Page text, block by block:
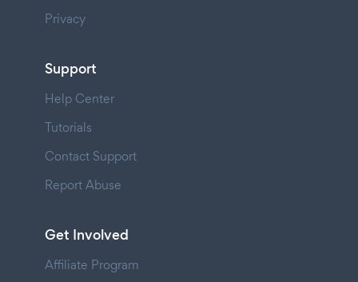
Privacy
Support
Help Center
Tutorials
Contact Support
Report Abuse
Get Involved
Affiliate Program